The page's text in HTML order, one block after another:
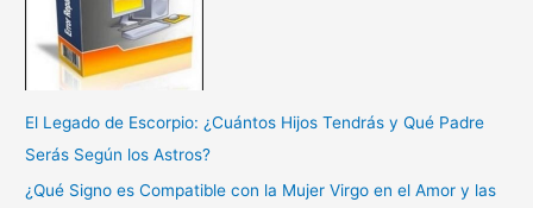
El Legado de Escorpio: ¿Cuántos Hijos Tendrás y Qué Padre
Serás Según los Astros?
¿Qué Signo es Compatible con la Mujer Virgo en el Amor y las